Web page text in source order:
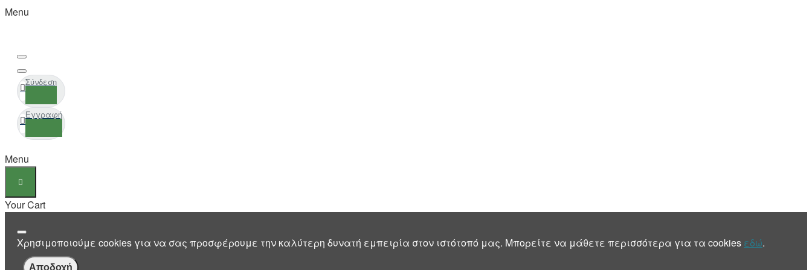
Menu
Σύνδεση
Εγγραφή
Menu
Your Cart
Χρησιμοποιούμε cookies για να σας προσφέρουμε την καλύτερη δυνατή εμπειρία στον ιστότοπό μας. Μπορείτε να μάθετε περισσότερα για τα cookies εδώ.
Αποδοχή